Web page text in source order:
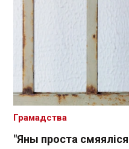
"Яны проста
Грамадства